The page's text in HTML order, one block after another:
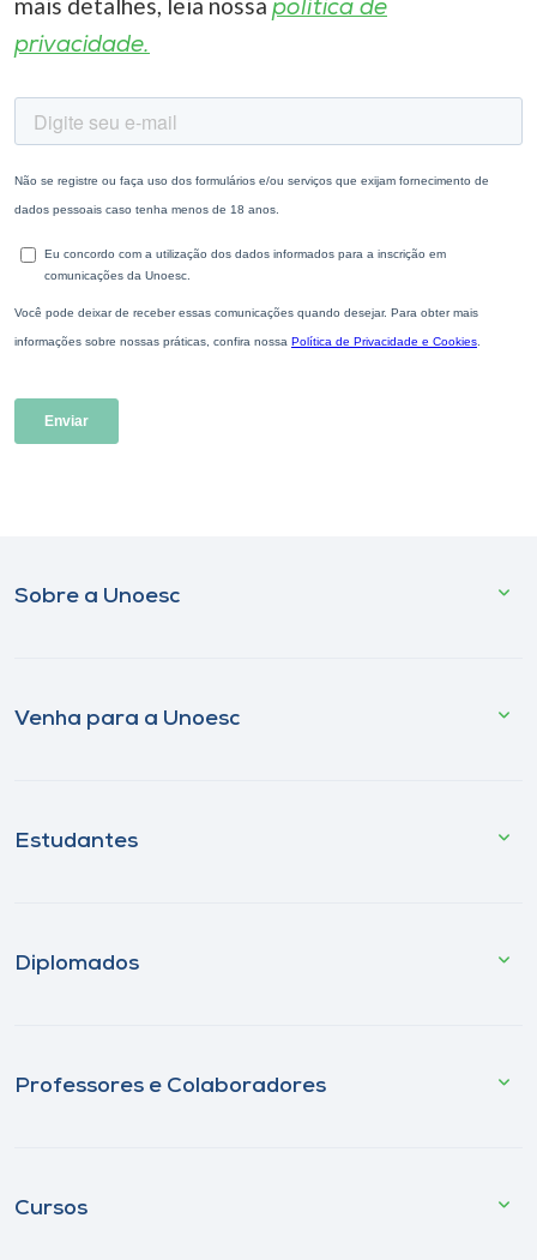
política de
privacidade.
Sobre a Unoesc
Venha para a Unoesc
Estudantes
Diplomados
Professores e Colaboradores
Cursos